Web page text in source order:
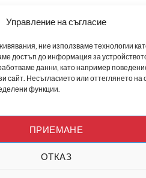
Управление на съгласие
ние използваме технологии
достъп до информация за
данни, като например
сайт. Несъгласието или оттеглянето на
функции.
ПРИЕМАНЕ
ОТКАЗ